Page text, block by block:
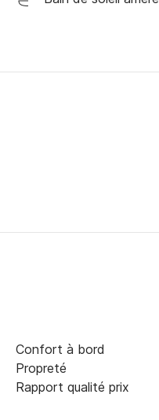
selon accord
consommé
Confort à bord
Propreté
Rapport qualité prix